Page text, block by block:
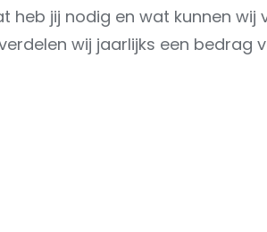
heb jij nodig en wat kunnen wij
wij jaarlijks een bedrag